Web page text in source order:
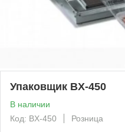
Упаковщик BX-450
В наличии
Код: BX-450
Розница